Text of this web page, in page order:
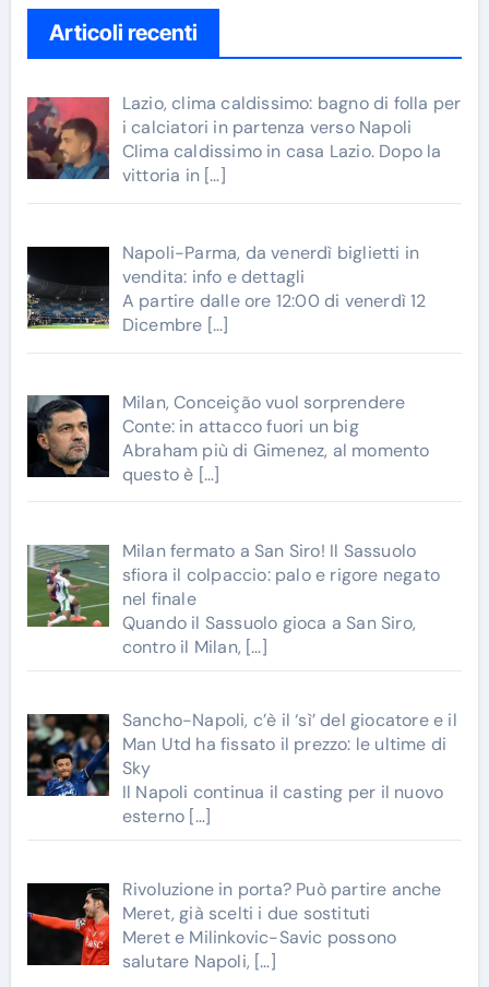
Articoli recenti
Lazio, clima caldissimo: bagno di folla per
i calciatori in partenza verso Napoli
Clima caldissimo in casa Lazio. Dopo la
vittoria in […]
Napoli-Parma, da venerdì biglietti in
vendita: info e dettagli
A partire dalle ore 12:00 di venerdì 12
Dicembre […]
Milan, Conceição vuol sorprendere
Conte: in attacco fuori un big
Abraham più di Gimenez, al momento
questo è […]
Milan fermato a San Siro! Il Sassuolo
sfiora il colpaccio: palo e rigore negato
nel finale
Quando il Sassuolo gioca a San Siro,
contro il Milan, […]
Sancho-Napoli, c’è il ‘sì’ del giocatore e il
Man Utd ha fissato il prezzo: le ultime di
Sky
Il Napoli continua il casting per il nuovo
esterno […]
Rivoluzione in porta? Può partire anche
Meret, già scelti i due sostituti
Meret e Milinkovic-Savic possono
salutare Napoli, […]